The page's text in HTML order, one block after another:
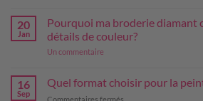
broderie
diamant:
le
contre
20
Jan
Pourquoi ma broderie diamant
détails de couleur?
Un commentaire
broderie
diamant
contient
16
Sep
Quel format choisir pour la
Commentaires fermés